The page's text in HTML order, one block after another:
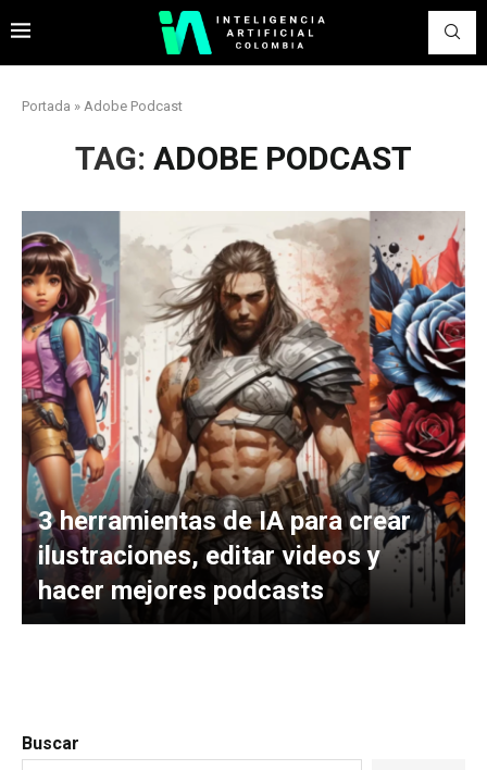
Portada » Adobe Podcast
TAG: ADOBE PODCAST
3 herramientas de IA para crear
ilustraciones, editar videos y
hacer mejores podcasts
Buscar